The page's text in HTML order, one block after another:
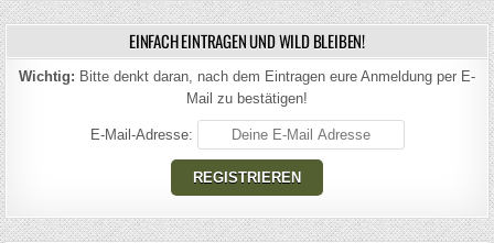
EINFACH EINTRAGEN UND WILD BLEIBEN!
Wichtig: Bitte denkt daran, nach dem Eintragen eure Anmeldung per E-
Mail zu bestätigen!
E-Mail-Adresse: